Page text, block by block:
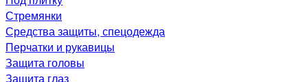
Стремянки
Средства защиты, спецодежда
Перчатки и рукавицы
Защита головы
Защита глаз